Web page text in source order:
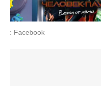
: Facebook